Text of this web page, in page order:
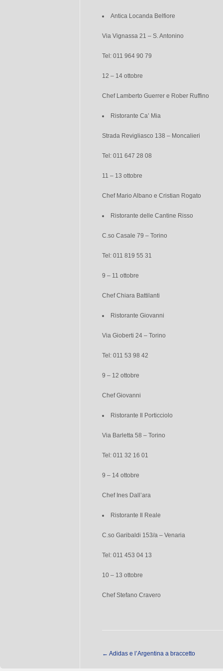
Antica Locanda Belfiore
Via Vignassa 21 – S. Antonino
Tel: 011 964 90 79
12 – 14 ottobre
Chef Lamberto Guerrer e Rober Ruffino
Ristorante Ca’ Mia
Strada Revigliasco 138 – Moncalieri
Tel: 011 647 28 08
11 – 13 ottobre
Chef Mario Albano e Cristian Rogato
Ristorante delle Cantine Risso
C.so Casale 79 – Torino
Tel: 011 819 55 31
9 – 11 ottobre
Chef Chiara Battilanti
Ristorante Giovanni
Via Gioberti 24 – Torino
Tel: 011 53 98 42
9 – 12 ottobre
Chef Giovanni
Ristorante Il Porticciolo
Via Barletta 58 – Torino
Tel: 011 32 16 01
9 – 14 ottobre
Chef Ines Dall’ara
Ristorante Il Reale
C.so Garibaldi 153/a – Venaria
Tel: 011 453 04 13
10 – 13 ottobre
Chef Stefano Cravero
← Adidas e l’Argentina a braccetto